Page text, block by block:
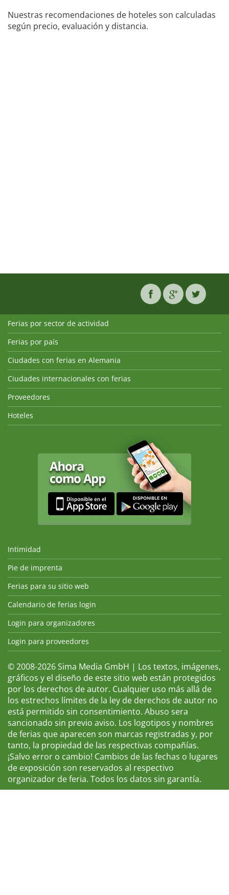
Nuestras recomendaciones de hoteles son calculadas
según precio, evaluación y distancia.
Ferias por sector de actividad
Ferias por país
Ciudades con ferias en Alemania
Ciudades internacionales con ferias
Proveedores
Hoteles
Intimidad
Pie de imprenta
Ferias para su sitio web
Calendario de ferias login
Login para organizadores
Login para proveedores
© 2008-2026 Sima Media GmbH | Los textos, imágenes,
gráficos y el diseño de este sitio web están protegidos
por los derechos de autor. Cualquier uso más allá de
los estrechos límites de la ley de derechos de autor no
está permitido sin consentimiento. Abuso sera
sancionado sin previo aviso. Los logotipos y nombres
de ferias que aparecen son marcas registradas y, por
tanto, la propiedad de las respectivas compañías.
¡Salvo error o cambio! Cambios de las fechas o lugares
de exposición son reservados al respectivo
organizador de feria. Todos los datos sin garantía.